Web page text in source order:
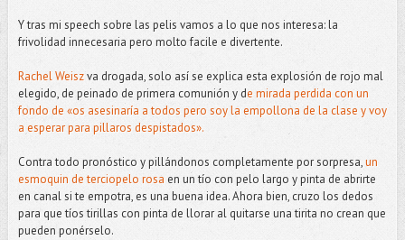
Y tras mi speech sobre las pelis vamos a lo que nos interesa: la
frivolidad innecesaria pero molto facile e divertente.
Rachel Weiszva drogada, solo así se explica esta explosión de rojo mal
elegido, de peinado de primera comunión y de mirada perdida con un
fondo de «os asesinaría a todos pero soy la empollona de la clase y voy
a esperar para pillaros despistados».
Contra todo pronóstico y pillándonos completamente por sorpresa,un
esmoquin de terciopelo rosa en un tío con pelo largo y pinta de abrirte
en canal si te empotra, es una buena idea. Ahora bien, cruzo los dedos
para que tíos tirillas con pinta de llorar al quitarse una tirita no crean que
pueden ponérselo.